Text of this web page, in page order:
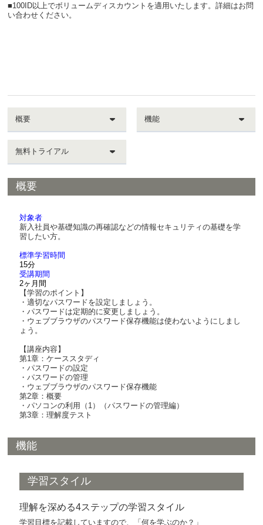
■100ID以上でボリュームディスカウントを適用いたします。詳細はお問
い合わせください。
概要 機能
無料トライアル
概要
対象者
新入社員や基礎知識の再確認などの情報セキュリティの基礎を学
習したい方。
標準学習時間
15分
受講期間
2ヶ月間
【学習のポイント】
・適切なパスワードを設定しましょう。
・パスワードは定期的に変更しましょう。
・ウェブブラウザのパスワード保存機能は使わないようにしまし
ょう。
【講座内容】
第1章：ケーススタディ
・パスワードの設定
・パスワードの管理
・ウェブブラウザのパスワード保存機能
第2章：概要
・パソコンの利用（1）（パスワードの管理編）
第3章：理解度テスト
機能
学習スタイル
理解を深める4ステップの学習スタイル
学習目標を記載していますので、「何を学ぶのか？」